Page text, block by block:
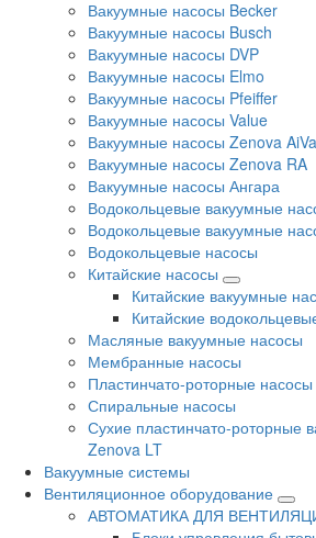
Вакуумные насосы Becker
Вакуумные насосы Busch
Вакуумные насосы DVP
Вакуумные насосы Elmo
Вакуумные насосы Pfeiffer
Вакуумные насосы Value
Вакуумные насосы Zenova
Вакуумные насосы Zenova RA
Вакуумные насосы Ангара
Водокольцевые вакуумные
Водокольцевые вакуумные
Водокольцевые насосы
Китайские насосы
Китайские вакуумные
Китайские
Масляные вакуумные насосы
Мембранные насосы
Пластинчато-роторные насосы
Спиральные насосы
Сухие пластинчато-роторные
Zenova LT
Вакуумные системы
Вентиляционное оборудование
АВТОМАТИКА ДЛЯ